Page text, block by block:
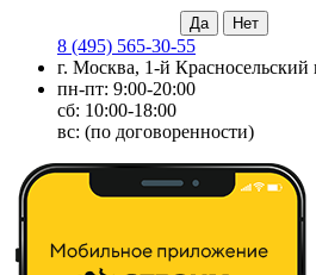
8 (495) 565-30-55
г. Москва, 1-й Красносельский
пн-пт: 9:00-20:00
сб: 10:00-18:00
вс: (по договоренности)